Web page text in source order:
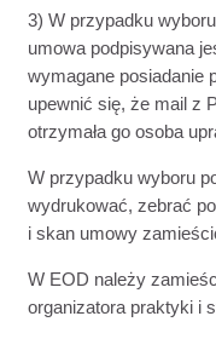
3) W przypadku
umowa podpisywana
wymagane posiadanie
upewnić się, że mail z
otrzymała go osoba
W przypadku wyboru
wydrukować, zebrać
i skan umowy
W EOD należy
organizatora praktyki i